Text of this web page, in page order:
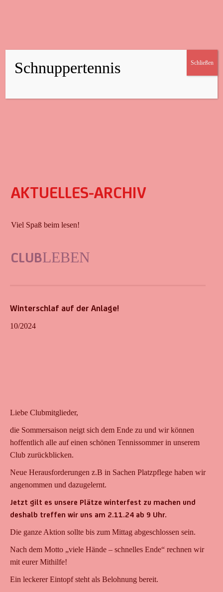
AKTUELLES-ARCHIV
Viel Spaß beim lesen!
CLUBLEBEN
Winterschlaf auf der Anlage!
10/2024
Liebe Clubmitglieder,
die Sommersaison neigt sich dem Ende zu und wir können
hoffentlich alle auf einen schönen Tennissommer in unserem
Club zurückblicken.
Neue Herausforderungen z.B in Sachen Platzpflege haben wir
angenommen und dazugelernt.
Jetzt gilt es unsere Plätze winterfest zu machen und
deshalb treffen wir uns am 2.11.24 ab 9 Uhr.
Die ganze Aktion sollte bis zum Mittag abgeschlossen sein.
Nach dem Motto „viele Hände – schnelles Ende“ rechnen wir
mit eurer Mithilfe!
Ein leckerer Eintopf steht als Belohnung bereit.
Schnuppertennis Schließen